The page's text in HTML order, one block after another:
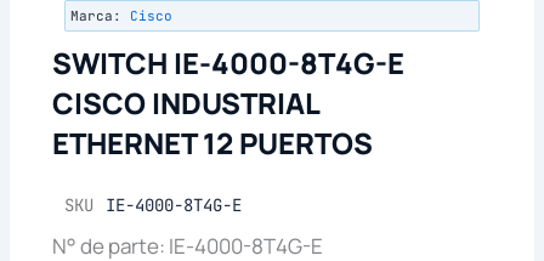
Marca: Cisco
SWITCH IE-4000-8T4G-E
CISCO INDUSTRIAL
ETHERNET 12 PUERTOS
SKU IE-4000-8T4G-E
N° de parte: IE-4000-8T4G-E